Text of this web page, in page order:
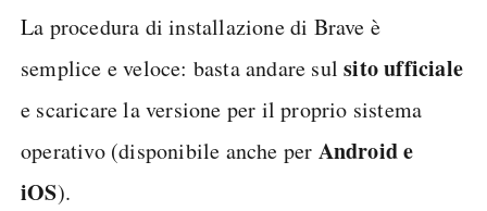
La procedura di installazione di Brave è
semplice e veloce: basta andare sulsito ufficiale
e scaricare la versione per il proprio sistema
operativo (disponibile anche per Android e
iOS).